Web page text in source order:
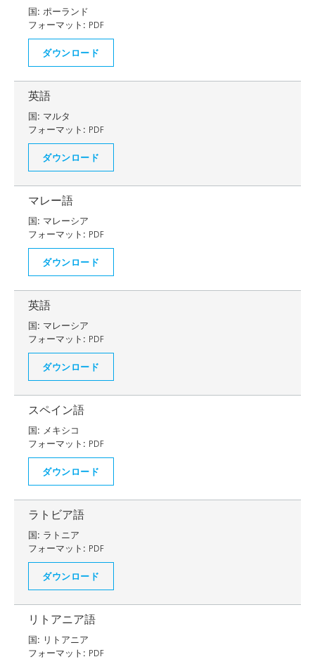
国: ポーランド
フォーマット: PDF
ダウンロード
英語
国: マルタ
フォーマット: PDF
ダウンロード
マレー語
国: マレーシア
フォーマット: PDF
ダウンロード
英語
国: マレーシア
フォーマット: PDF
ダウンロード
スペイン語
国: メキシコ
フォーマット: PDF
ダウンロード
ラトビア語
国: ラトニア
フォーマット: PDF
ダウンロード
リトアニア語
国: リトアニア
フォーマット: PDF